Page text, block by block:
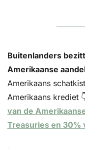
Buitenlanders
Amerikaanse
Amerikaans
Amerikaans krediet
van de
Treasuries en 30%